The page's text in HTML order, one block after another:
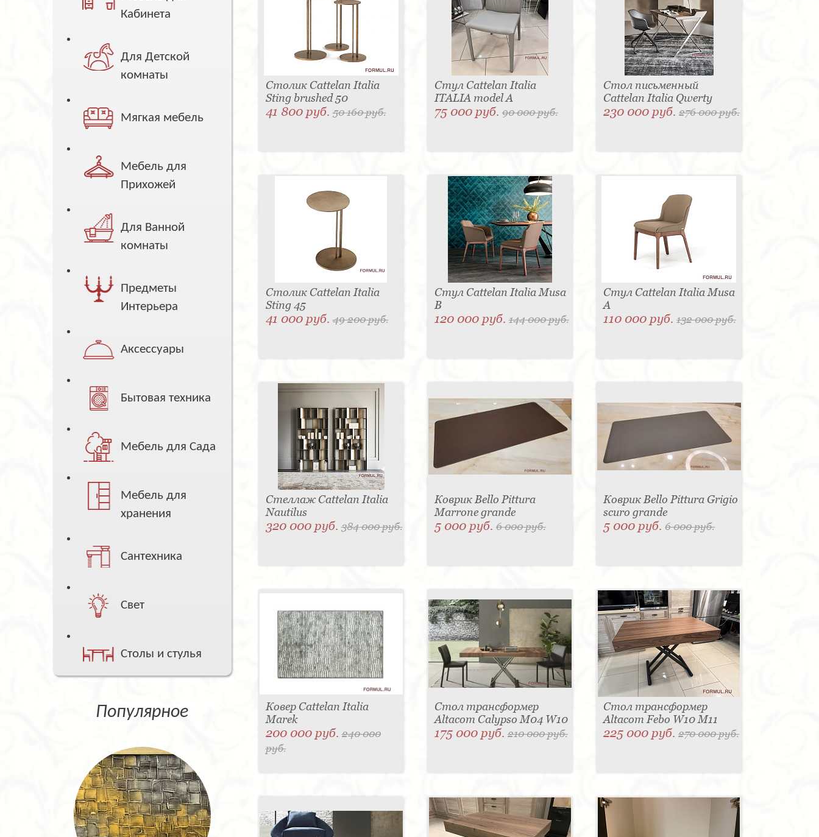
Кабинета
Для Детской
комнаты
Мягкая мебель
Мебель для
Прихожей
Для Ванной
комнаты
Предметы
Интерьера
Аксессуары
Бытовая техника
Мебель для Сада
Мебель для
хранения
Сантехника
Свет
Столы и стулья
Популярное
Столик Cattelan Italia
Sting brushed 50
41 800 руб.50 160 руб.
Стул Cattelan Italia
ITALIA model A
75 000 руб. 90 000 руб.
Стол письменный
Cattelan Italia Qwerty
230 000 руб.276 000 руб.
Столик Cattelan Italia
Sting 45
41 000 руб.49 200 руб.
Стул Cattelan Italia Musa
B
120 000 руб. 144 000 руб.
Стул Cattelan Italia Musa
A
110 000 руб.132 000 руб.
Стеллаж Cattelan Italia
Nautilus
320 000 руб.384 000 руб.
Коврик Bello Pittura
Marrone grande
5 000 руб. 6 000 руб.
Коврик Bello Pittura Grigio
scuro grande
5 000 руб.6 000 руб.
Ковер Cattelan Italia
Marek
200 000 руб.240 000
руб.
Стол трансформер
Altacom Calypso M04 W10
175 000 руб. 210 000 руб.
Стол трансформер
Altacom Febo W10 M11
225 000 руб.270 000 руб.